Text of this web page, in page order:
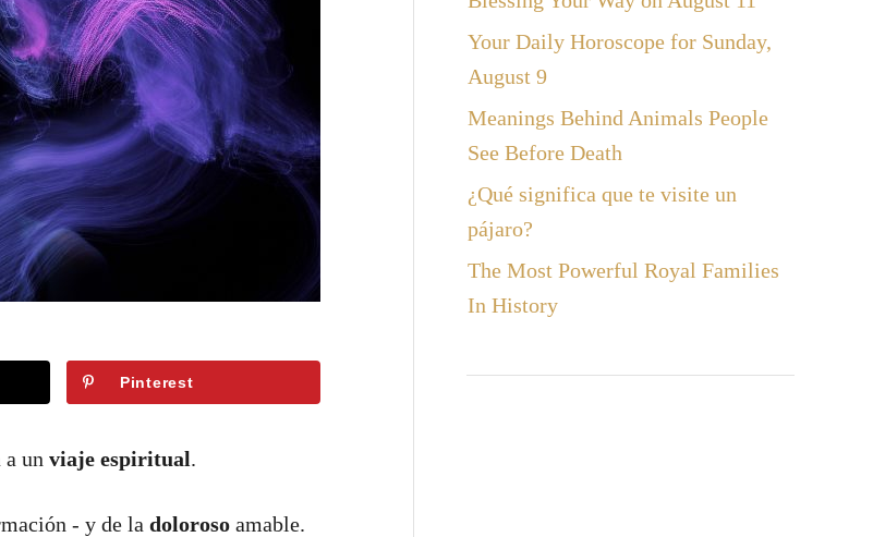
Pinterest
un viaje espiritual.
- y de la doloroso amable.
Your Daily Horoscope for Sunday,
August 9
Meanings Behind Animals People
See Before Death
¿Qué significa que te visite un
pájaro?
The Most Powerful Royal Families
In History